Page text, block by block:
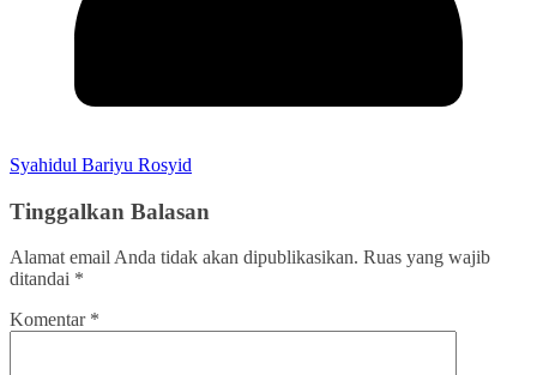
Syahidul Bariyu Rosyid
Tinggalkan Balasan
Alamat email Anda tidak akan dipublikasikan. Ruas yang wajib
ditandai *
Komentar *